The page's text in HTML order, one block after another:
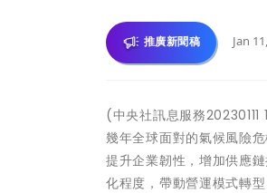
推廣新聞稿 Jan
(中央社訊息服務
幾年全球面對的氣候風險
提升企業韌性，增加供應
化程度，帶動營運模式轉